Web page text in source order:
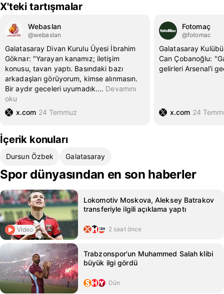
X'teki tartışmalar
Webaslan
@webaslan
Galatasaray Divan Kurulu Üyesi İbrahim
Göknar: "Yarayan kanamız; iletişim
konusu, tavan yaptı. Basındaki bazı
arkadaşları görüyorum, kimse alınmasın.
Bir aydır geceleri uyumadık.… Devamını
oku
x.com 24 Temmuz
Fotomaç
@fotomac
Galatasaray
Can Çobanoğlu:
gelirleri Arsenal'i
x.com 24
İçerik konuları
Dursun Özbek Galatasaray
Spor dünyasından en son haberler
Video
Lokomotiv Moskova, Aleksey Batrakov
transferiyle ilgili açıklama yaptı
2 saat önce
Trabzonspor'un Muhammed Salah klibi
büyük ilgi gördü
Dün